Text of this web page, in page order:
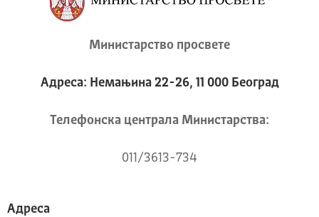
Министарство просвете
Адреса: Немањина 22-26, 11 000 Београд
Телeфонска централа Mинистарства:
011/3613-734
Адреса